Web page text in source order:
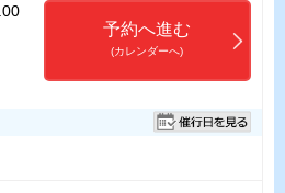
予約へ進む
(カレンダーへ)